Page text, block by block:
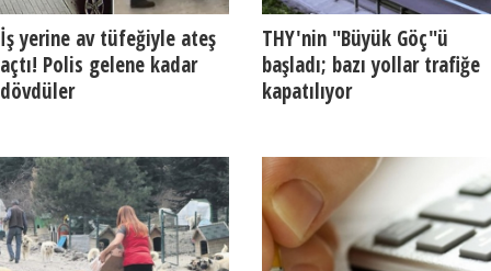
İş yerine av tüfeğiyle ateş
açtı! Polis gelene kadar
dövdüler
THY'nin "Büyük Göç"ü
başladı; bazı yollar trafiğe
kapatılıyor